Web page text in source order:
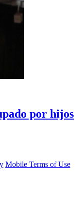
por hijos
Mobile Terms of Use